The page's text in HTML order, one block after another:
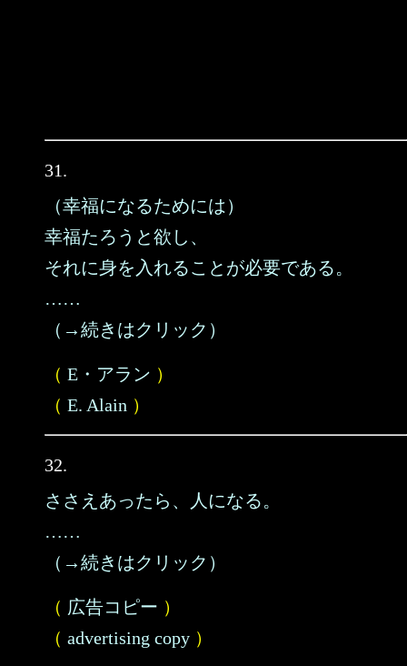
31.
（幸福になるためには）
幸福たろうと欲し、
それに身を入れることが必要である。
……
（→続きはクリック）
（ E・アラン ）
（ E. Alain ）
32.
ささえあったら、人になる。
……
（→続きはクリック）
（ 広告コピー ）
（ advertising copy ）